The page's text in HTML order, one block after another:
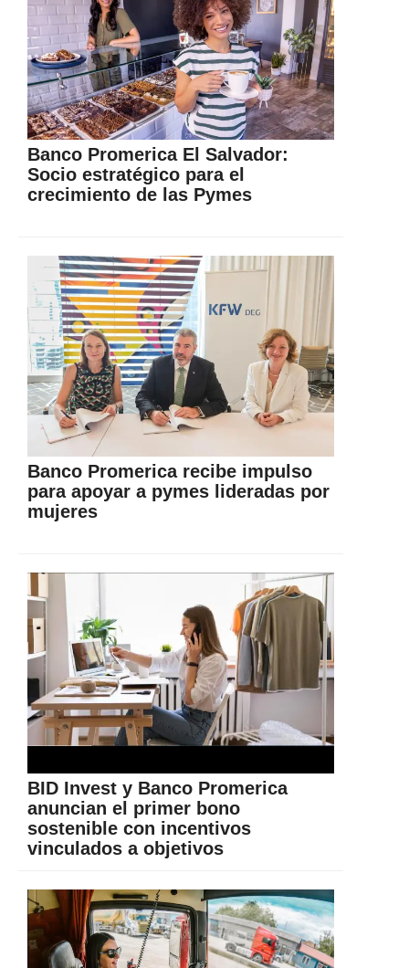
Banco Promerica El Salvador:
Socio estratégico para el
crecimiento de las Pymes
Banco Promerica recibe impulso
para apoyar a pymes lideradas por
mujeres
BID Invest y Banco Promerica
anuncian el primer bono
sostenible con incentivos
vinculados a objetivos